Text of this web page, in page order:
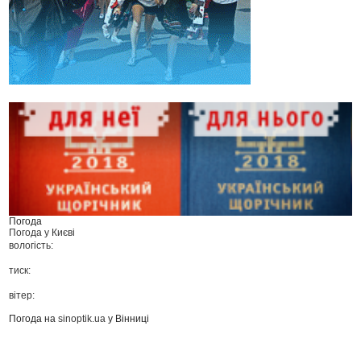
Погода
Погода у Києві
вологість:
тиск:
вітер:
Погода наsinoptik.ua у Вінниці